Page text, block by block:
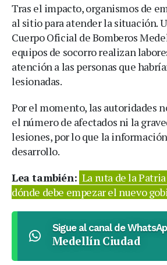
Tras el impacto, organismos de
al sitio para atender la situación.
Cuerpo Oficial de Bomberos
equipos de socorro realizan
atención a las personas que
lesionadas.
Por el momento, las autoridades
el número de afectados ni la
lesiones, por lo que la
desarrollo.
Lea también: La ruta de la
dónde debe empezar el nuevo
Sigue al canal de
Medellín Ciudad